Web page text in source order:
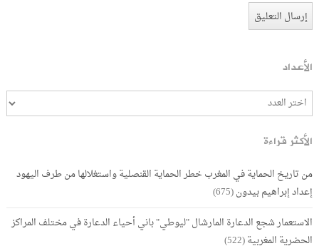
الأعداد
الأكثر قراءة
من تاريخ الحماية في المغرب خطر الحماية القنصلية واستغلالها من طرف اليهود
إعداد إبراهيم بيدون(675)
الاستعمار شجع الدعارة المارشال "ليوطي" باني أحياء الدعارة في مختلف المراكز
الحضرية المغربية(522)